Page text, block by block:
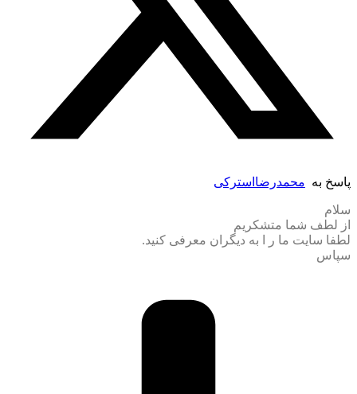
پاسخ به محمدرضااسترکی
سلام
از لطف شما متشکریم
لطفا سایت ما ر ا به دیگران معرفی کنید.
سپاس